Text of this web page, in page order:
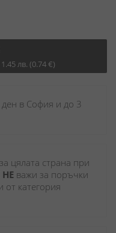
лв. (0.74 €)
в София и до 3
цялата страна при
НЕ важи за поръчки
от категория